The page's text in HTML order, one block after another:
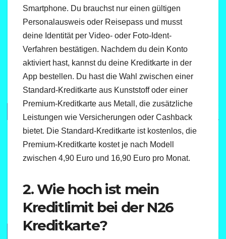
Smartphone. Du brauchst nur einen gültigen
Personalausweis oder Reisepass und musst
deine Identität per Video- oder Foto-Ident-
Verfahren bestätigen. Nachdem du dein Konto
aktiviert hast, kannst du deine Kreditkarte in der
App bestellen. Du hast die Wahl zwischen einer
Standard-Kreditkarte aus Kunststoff oder einer
Premium-Kreditkarte aus Metall, die zusätzliche
Leistungen wie Versicherungen oder Cashback
bietet. Die Standard-Kreditkarte ist kostenlos, die
Premium-Kreditkarte kostet je nach Modell
zwischen 4,90 Euro und 16,90 Euro pro Monat.
2. Wie hoch ist mein
Kreditlimit bei der N26
Kreditkarte?